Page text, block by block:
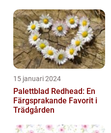
15 januari 2024
Palettblad Redhead: En
Färgsprakande Favorit i
Trädgården